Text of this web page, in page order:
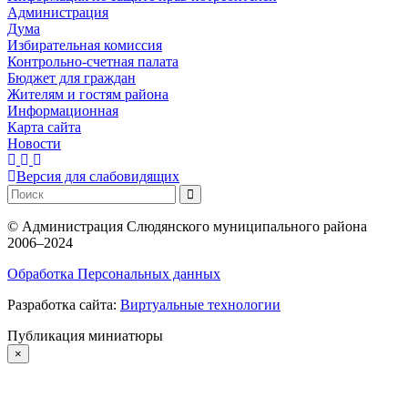
Администрация
Дума
Избирательная комиссия
Контрольно-счетная палата
Бюджет для граждан
Жителям и гостям района
Информационная
Карта сайта
Новости
Версия для слабовидящих
© Администрация Слюдянского муниципального района
2006–2024
Обработка Персональных данных
Разработка сайта: Виртуальные технологии
Публикация миниатюры
×